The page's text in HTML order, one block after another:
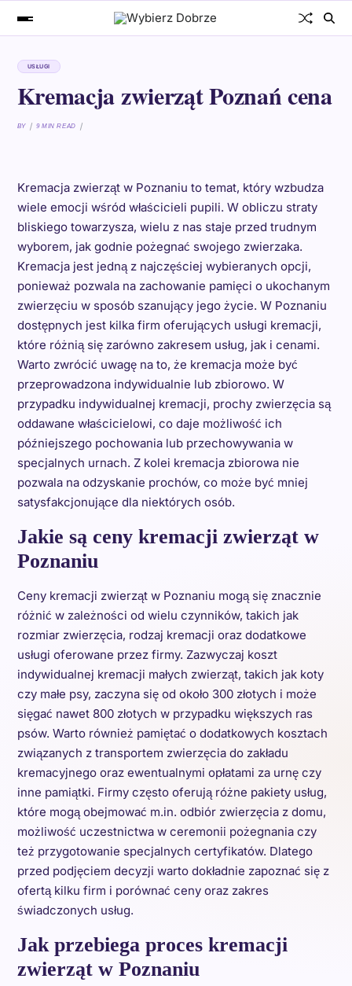
USŁUGI
Kremacja zwierząt Poznań cena
BY 9 MIN READ
Kremacja zwierząt w Poznaniu to temat, który wzbudza
wiele emocji wśród właścicieli pupili. W obliczu straty
bliskiego towarzysza, wielu z nas staje przed trudnym
wyborem, jak godnie pożegnać swojego zwierzaka.
Kremacja jest jedną z najczęściej wybieranych opcji,
ponieważ pozwala na zachowanie pamięci o ukochanym
zwierzęciu w sposób szanujący jego życie. W Poznaniu
dostępnych jest kilka firm oferujących usługi kremacji,
które różnią się zarówno zakresem usług, jak i cenami.
Warto zwrócić uwagę na to, że kremacja może być
przeprowadzona indywidualnie lub zbiorowo. W
przypadku indywidualnej kremacji, prochy zwierzęcia są
oddawane właścicielowi, co daje możliwość ich
późniejszego pochowania lub przechowywania w
specjalnych urnach. Z kolei kremacja zbiorowa nie
pozwala na odzyskanie prochów, co może być mniej
satysfakcjonujące dla niektórych osób.
Jakie są ceny kremacji zwierząt w
Poznaniu
Ceny kremacji zwierząt w Poznaniu mogą się znacznie
różnić w zależności od wielu czynników, takich jak
rozmiar zwierzęcia, rodzaj kremacji oraz dodatkowe
usługi oferowane przez firmy. Zazwyczaj koszt
indywidualnej kremacji małych zwierząt, takich jak koty
czy małe psy, zaczyna się od około 300 złotych i może
sięgać nawet 800 złotych w przypadku większych ras
psów. Warto również pamiętać o dodatkowych kosztach
związanych z transportem zwierzęcia do zakładu
kremacyjnego oraz ewentualnymi opłatami za urnę czy
inne pamiątki. Firmy często oferują różne pakiety usług,
które mogą obejmować m.in. odbiór zwierzęcia z domu,
możliwość uczestnictwa w ceremonii pożegnania czy
też przygotowanie specjalnych certyfikatów. Dlatego
przed podjęciem decyzji warto dokładnie zapoznać się z
ofertą kilku firm i porównać ceny oraz zakres
świadczonych usług.
Jak przebiega proces kremacji
zwierząt w Poznaniu